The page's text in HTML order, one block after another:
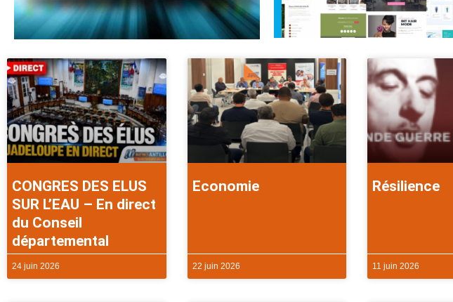
CONGRES DES ELUS
SUR L’EAU – En direct
du Conseil
départemental
24 juin 2026
Economie
22 juin 2026
Résilience
11 juin 2026